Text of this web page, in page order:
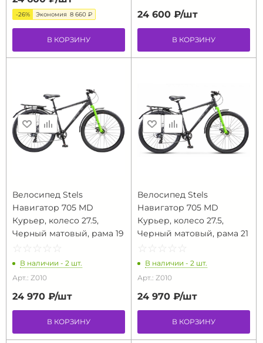
-26% Экономия 8 660 ₽
В КОРЗИНУ
24 600 ₽/шт
В КОРЗИНУ
Велосипед Stels
Навигатор 705 MD
Курьер, колесо 27.5,
Черный матовый, рама 19
☆ ☆ ☆ ☆ ☆
★ ★ ★ ★ ★
В наличии - 2 шт.
Арт.: Z010
24 970 ₽/шт
В КОРЗИНУ
Велосипед Stels
Навигатор 705 MD
Курьер, колесо 27.5,
Черный матовый, рама 21
☆ ☆ ☆ ☆ ☆
★ ★ ★ ★ ★
В наличии - 2 шт.
Арт.: Z010
24 970 ₽/шт
В КОРЗИНУ